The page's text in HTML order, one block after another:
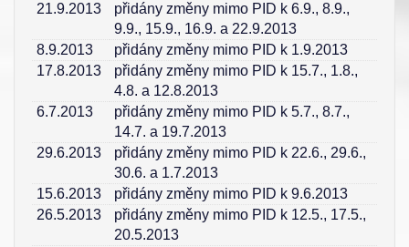
21.9.2013
přidány změny mimo PID k 6.9., 8.9.,
9.9., 15.9., 16.9. a 22.9.2013
8.9.2013
přidány změny mimo PID k 1.9.2013
17.8.2013
přidány změny mimo PID k 15.7., 1.8.,
4.8. a 12.8.2013
6.7.2013
přidány změny mimo PID k 5.7., 8.7.,
14.7. a 19.7.2013
29.6.2013
přidány změny mimo PID k 22.6., 29.6.,
30.6. a 1.7.2013
15.6.2013
přidány změny mimo PID k 9.6.2013
26.5.2013
přidány změny mimo PID k 12.5., 17.5.,
20.5.2013